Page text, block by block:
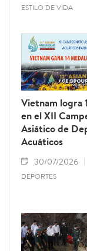
ESTILO DE VIDA
Vietnam logra
en el XII
Asiático de
Acuáticos
30/07/2026
DEPORTES